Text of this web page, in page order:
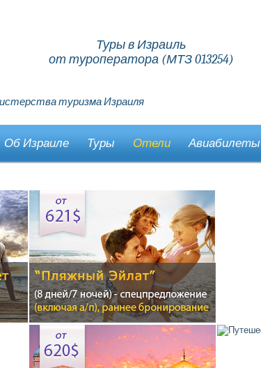
туризма Израиля
Туры в Израиль
от туроператора (МТЗ 013254)
Об Израиле Туры Отели Авиабилеты